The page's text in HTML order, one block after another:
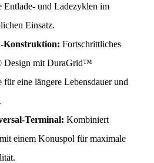
Entlade- und Ladezyklen im
Einsatz.
Konstruktion: Fortschrittliches
Design mit DuraGrid™
eine längere Lebensdauer und
Terminal: Kombiniert
einem Konuspol für maximale